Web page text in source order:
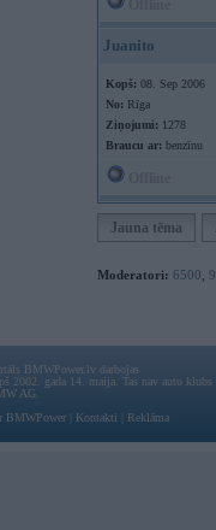
Juanito
Kopš: 08. Sep 2006
No: Rīga
Ziņojumi: 1278
Braucu ar: benzīnu
Jauna tēma
Moderatori: 6500
BMWPower.lv darbojas
2002. gada 14. maija. Tas nav auto
AG.
BMWPower
Kontakti Reklāma